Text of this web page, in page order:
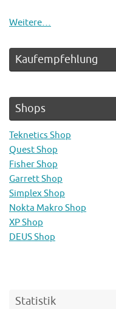
Weitere…
Kaufempfehlung
Shops
Teknetics Shop
Quest Shop
Fisher Shop
Garrett Shop
Simplex Shop
Nokta Makro Shop
XP Shop
DEUS Shop
Statistik